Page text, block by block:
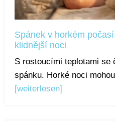
Spánek v horkém
klidnější noci
S rostoucími teplotami se
spánku. Horké noci
[weiterlesen]